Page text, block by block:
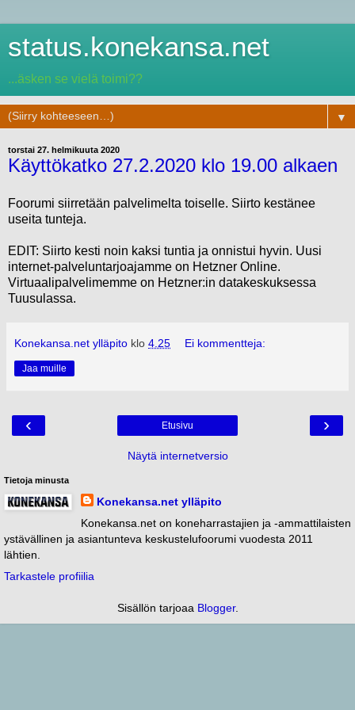
status.konekansa.net
...äsken se vielä toimi??
▼
torstai 27. helmikuuta 2020
Käyttökatko 27.2.2020 klo 19.00 alkaen
Foorumi siirretään palvelimelta toiselle. Siirto kestänee
useita tunteja.
EDIT: Siirto kesti noin kaksi tuntia ja onnistui hyvin. Uusi
internet-palveluntarjoajamme on Hetzner Online.
Virtuaalipalvelimemme on Hetzner:in datakeskuksessa
Tuusulassa.
Konekansa.net ylläpito klo 4.25 Ei kommentteja:
Jaa muille
‹ ›
Etusivu
Näytä internetversio
Tietoja minusta
Konekansa.net ylläpito
Konekansa.net on koneharrastajien ja -ammattilaisten
ystävällinen ja asiantunteva keskustelufoorumi vuodesta 2011
lähtien.
Tarkastele profiilia
Sisällön tarjoaa Blogger.